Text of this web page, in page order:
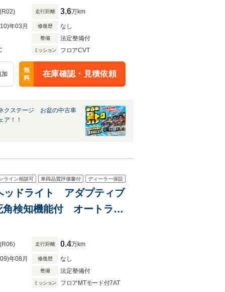
(R02) 走行距離 3.6万km
年03月 修復歴 なし
整備
法定整備付
ミッション フロアCVT
無
料
在庫確認・見積依頼
クステージ お盆の中古車
ア！！
ライン相談可 車両品質評価書付 ディーラー保証
ッドライト アダプティブ
検知機能付 オートライ
(R06) 走行距離 0.4万km
年08月 修復歴 なし
整備 法定整備付
ミッション フロアMTモード付7AT